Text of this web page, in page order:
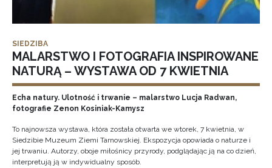
SIEDZIBA
MALARSTWO I FOTOGRAFIA INSPIROWANE
NATURĄ – WYSTAWA OD 7 KWIETNIA
Echa natury. Ulotność i trwanie – malarstwo Lucja Radwan,
fotografie Zenon Kosiniak-Kamysz
To najnowsza wystawa, która została otwarta we wtorek, 7 kwietnia, w
Siedzibie Muzeum Ziemi Tarnowskiej. Ekspozycja opowiada o naturze i
jej trwaniu. Autorzy, oboje miłośnicy przyrody, podglądając ją na co dzień,
interpretują ją w indywidualny sposób.